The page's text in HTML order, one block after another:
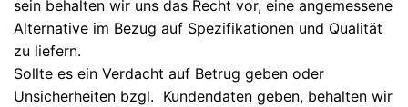
sein behalten wir uns das Recht vor, eine angemessene
Alternative im Bezug auf Spezifikationen und Qualität
zu liefern.
Sollte es ein Verdacht auf Betrug geben oder
Unsicherheiten bzgl. Kundendaten geben, behalten wir